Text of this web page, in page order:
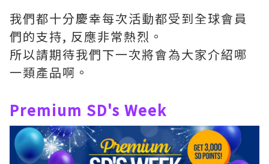
我們都十分慶幸每次活動都受到全球會員
們的支持, 反應非常熱烈。
所以請期待我們下一次將會為大家介紹哪
一類產品啊。
Premium SD's Week